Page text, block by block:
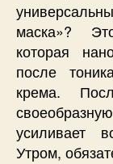
маска»?
которая
после
крема.
усиливает
Утром,